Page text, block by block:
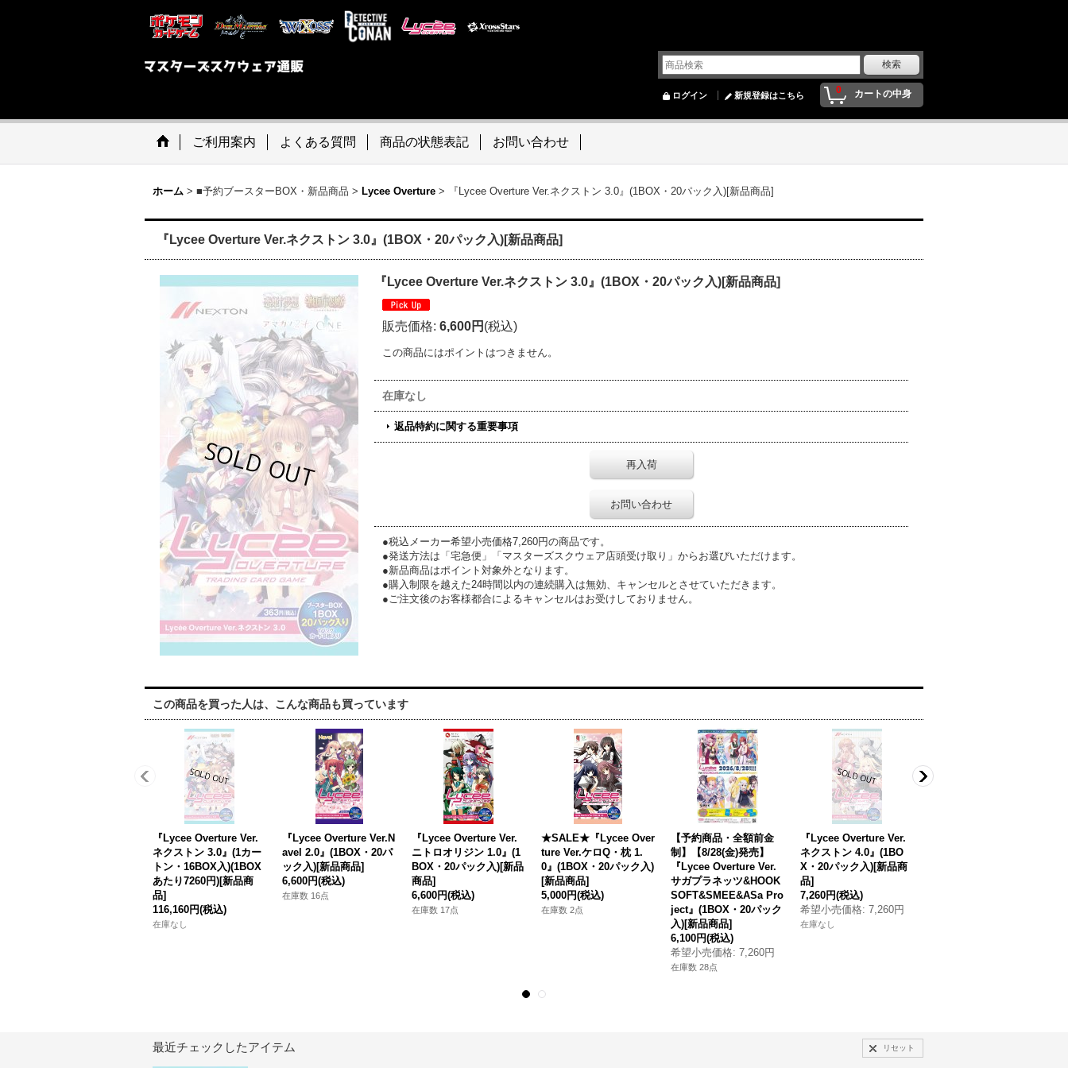
0 カートの中身
ログイン 新規登録はこちら
ご利用案内 よくある質問 商品の状態表記 お問い合わせ
ホーム > ■予約ブースターBOX・新品商品 > Lycee Overture > 『Lycee Overture Ver.ネクストン 3.0』(1BOX・20パック入)[新品商品]
『Lycee Overture Ver.ネクストン 3.0』(1BOX・20パック入)[新品商品]
『Lycee Overture Ver.ネクストン 3.0』(1BOX・20パック入)[新品商品]
販売価格: 6,600円 (税込)
この商品にはポイントはつきません。
在庫なし
返品特約に関する重要事項
再入荷
お問い合わせ
●税込メーカー希望小売価格7,260円の商品です。
●発送方法は「宅急便」「マスターズスクウェア店頭受け取り」からお選びいただけます。
●新品商品はポイント対象外となります。
●購入制限を越えた24時間以内の連続購入は無効、キャンセルとさせていただきます。
●ご注文後のお客様都合によるキャンセルはお受けしておりません。
この商品を買った人は、こんな商品も買っています
『Lycee Overture Ver.
ネクストン 3.0』(1カー
トン・16BOX入)(1BOX
あたり7260円)[新品商
品]
116,160円(税込)
在庫なし
『Lycee Overture Ver.N
avel 2.0』(1BOX・20パ
ック入)[新品商品]
6,600円(税込)
在庫数 16点
『Lycee Overture Ver.
ニトロオリジン 1.0』(1
BOX・20パック入)[新品
商品]
6,600円(税込)
在庫数 17点
★SALE★『Lycee Over
ture Ver.ケロQ・枕 1.
0』(1BOX・20パック入)
[新品商品]
5,000円(税込)
在庫数 2点
【予約商品・全額前金
制】【8/28(金)発売】
『Lycee Overture Ver.
サガプラネッツ&HOOK
SOFT&SMEE&ASa Pro
ject』(1BOX・20パック
入)[新品商品]
6,100円(税込)
希望小売価格: 7,260円
在庫数 28点
『Lycee Overture Ver.
ネクストン 4.0』(1BO
X・20パック入)[新品商
品]
7,260円(税込)
希望小売価格: 7,260円
在庫なし
最近チェックしたアイテム リセット